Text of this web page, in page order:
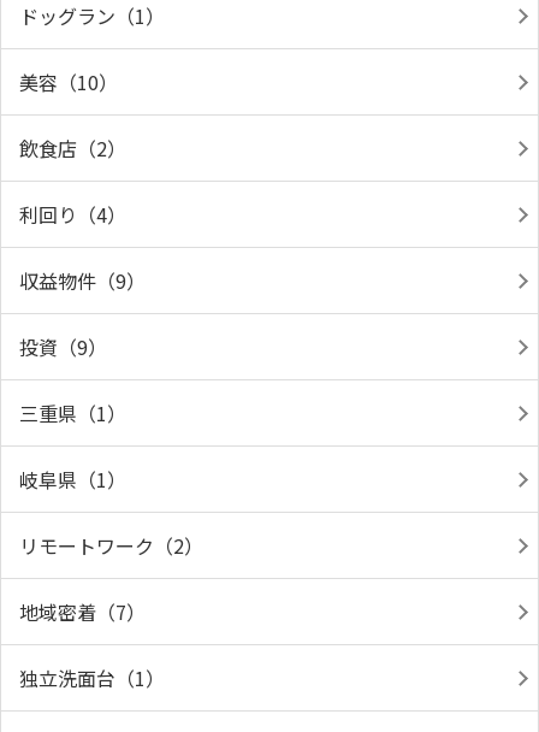
ドッグラン（1）
美容（10）
飲食店（2）
利回り（4）
収益物件（9）
投資（9）
三重県（1）
岐阜県（1）
リモートワーク（2）
地域密着（7）
独立洗面台（1）